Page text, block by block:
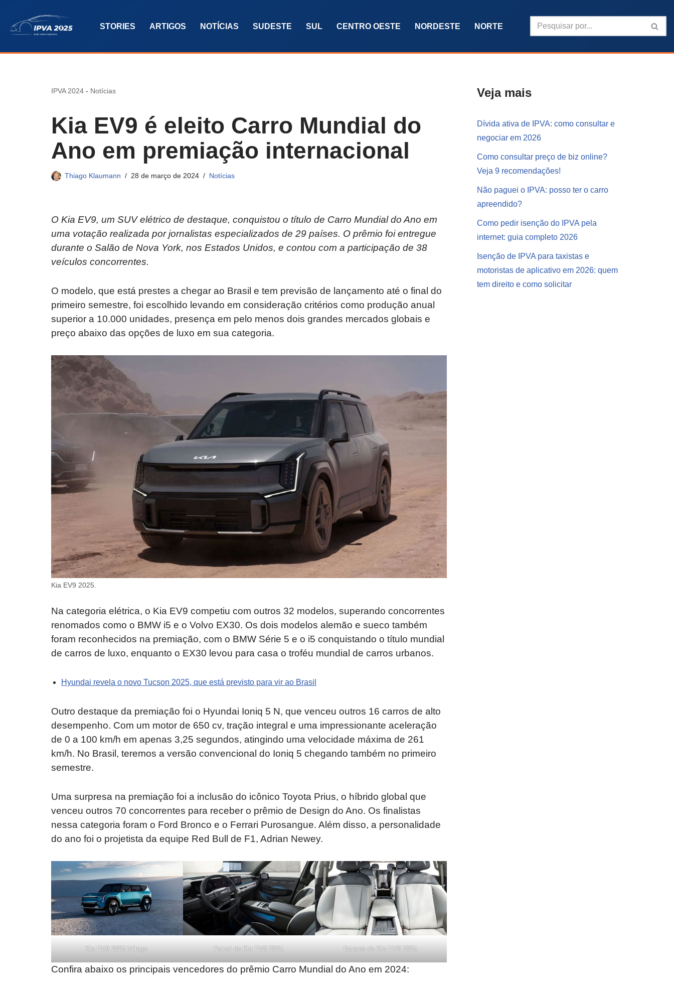
Pular
o
STORIES ARTIGOS NOTÍCIAS SUDESTE SUL CENTRO OESTE NORDESTE NORTE
IPVA 2024 - Notícias
Kia EV9 é eleito Carro Mundial do
Ano em premiação internacional
Thiago Klaumann 28 de março de 2024 Notícias
O Kia EV9, um SUV elétrico de destaque, conquistou o título de Carro Mundial do Ano em
uma votação realizada por jornalistas especializados de 29 países. O prêmio foi entregue
durante o Salão de Nova York, nos Estados Unidos, e contou com a participação de 38
veículos concorrentes.
O modelo, que está prestes a chegar ao Brasil e tem previsão de lançamento até o final do
primeiro semestre, foi escolhido levando em consideração critérios como produção anual
superior a 10.000 unidades, presença em pelo menos dois grandes mercados globais e
preço abaixo das opções de luxo em sua categoria.
Kia EV9 2025.
Na categoria elétrica, o Kia EV9 competiu com outros 32 modelos, superando concorrentes
renomados como o BMW i5 e o Volvo EX30. Os dois modelos alemão e sueco também
foram reconhecidos na premiação, com o BMW Série 5 e o i5 conquistando o título mundial
de carros de luxo, enquanto o EX30 levou para casa o troféu mundial de carros urbanos.
Hyundai revela o novo Tucson 2025, que está previsto para vir ao Brasil
Outro destaque da premiação foi o Hyundai Ioniq 5 N, que venceu outros 16 carros de alto
desempenho. Com um motor de 650 cv, tração integral e uma impressionante aceleração
de 0 a 100 km/h em apenas 3,25 segundos, atingindo uma velocidade máxima de 261
km/h. No Brasil, teremos a versão convencional do Ioniq 5 chegando também no primeiro
semestre.
Uma surpresa na premiação foi a inclusão do icônico Toyota Prius, o híbrido global que
venceu outros 70 concorrentes para receber o prêmio de Design do Ano. Os finalistas
nessa categoria foram o Ford Bronco e o Ferrari Purosangue. Além disso, a personalidade
do ano foi o projetista da equipe Red Bull de F1, Adrian Newey.
Kia EV9 2025 Village. Painel do Kia EV9 2025. Bancos do Kia EV9 2025.
Confira abaixo os principais vencedores do prêmio Carro Mundial do Ano em 2024:
Veja mais
Dívida ativa de IPVA: como consultar e
negociar em 2026
Como consultar preço de biz online?
Veja 9 recomendações!
Não paguei o IPVA: posso ter o carro
apreendido?
Como pedir isenção do IPVA pela
internet: guia completo 2026
Isenção de IPVA para taxistas e
motoristas de aplicativo em 2026: quem
tem direito e como solicitar